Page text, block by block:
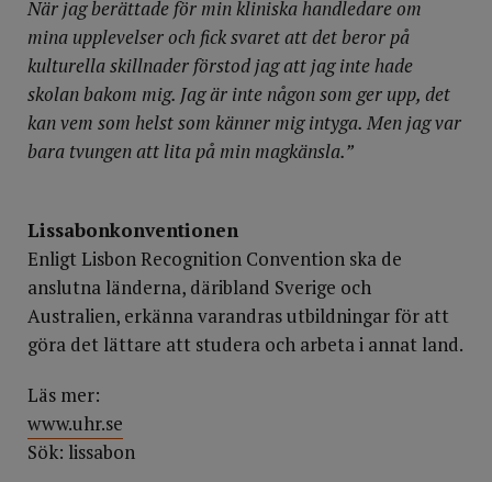
När jag berättade för min kliniska handledare om
mina upplevelser och fick svaret att det beror på
kulturella skillnader förstod jag att jag inte hade
skolan bakom mig. Jag är inte någon som ger upp, det
kan vem som helst som känner mig intyga. Men jag var
bara tvungen att lita på min magkänsla.”
Lissabonkonventionen
Enligt Lisbon Recognition Convention ska de
anslutna länderna, däribland Sverige och
Australien, erkänna varandras utbildningar för att
göra det lättare att studera och arbeta i annat land.
Läs mer:
www.uhr.se
Sök: lissabon